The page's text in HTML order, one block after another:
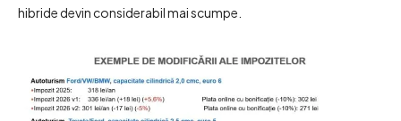
hibride devin considerabil mai scumpe.